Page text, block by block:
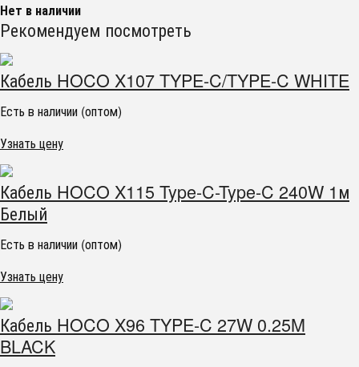
Нет в наличии
Рекомендуем посмотреть
Кабель HOCO X107 TYPE-C/TYPE-C WHITE
Есть в наличии (оптом)
Узнать цену
Кабель HOCO X115 Type-C-Type-C 240W 1м
Белый
Есть в наличии (оптом)
Узнать цену
Кабель HOCO X96 TYPE-C 27W 0.25M
BLACK